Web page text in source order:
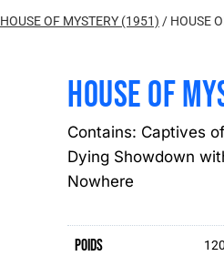
HOUSE OF MYSTERY (1951) / HOUSE
HOUSE OF
Contains: Captives
Dying Showdown
Nowhere
Poids